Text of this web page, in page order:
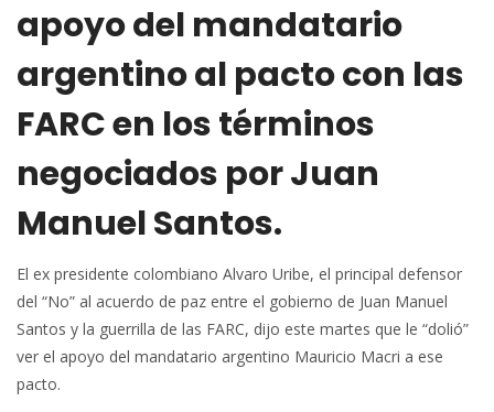
apoyo del mandatario
argentino al pacto con las
FARC en los términos
negociados por Juan
Manuel Santos.
El ex presidente colombiano Alvaro Uribe, el principal defensor
del “No” al acuerdo de paz entre el gobierno de Juan Manuel
Santos y la guerrilla de las FARC, dijo este martes que le “dolió”
ver el apoyo del mandatario argentino Mauricio Macri a ese
pacto.